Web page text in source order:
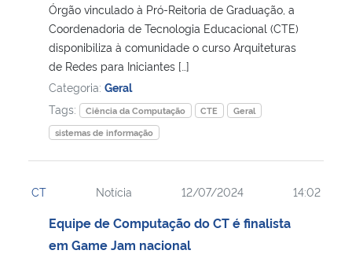
Órgão vinculado à Pró-Reitoria de Graduação, a
Coordenadoria de Tecnologia Educacional (CTE)
disponibiliza à comunidade o curso Arquiteturas
de Redes para Iniciantes […]
Categoria: Geral
Tags:
Ciência da Computação CTE
Geral
sistemas de informação
CT Notícia 12/07/2024 14:02
Equipe de Computação do CT é finalista
em Game Jam nacional